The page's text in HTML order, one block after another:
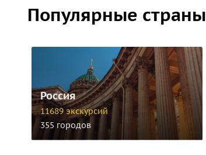
Популярные страны
Россия
11689 экскурсий
355 городов